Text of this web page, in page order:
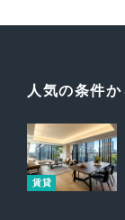
人気の条件か
賃貸